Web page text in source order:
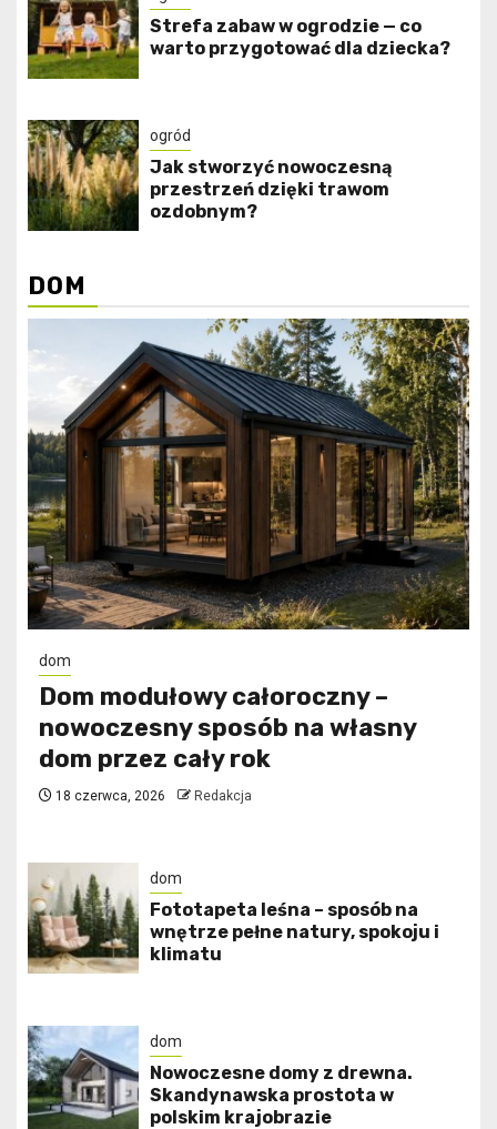
Strefa zabaw w ogrodzie — co
warto przygotować dla dziecka?
ogród
Jak stworzyć nowoczesną
przestrzeń dzięki trawom
ozdobnym?
DOM
dom
Dom modułowy całoroczny –
nowoczesny sposób na własny
dom przez cały rok
18 czerwca, 2026 Redakcja
dom
​Fototapeta leśna – sposób na
wnętrze pełne natury, spokoju i
klimatu
dom
Nowoczesne domy z drewna.
Skandynawska prostota w
polskim krajobrazie